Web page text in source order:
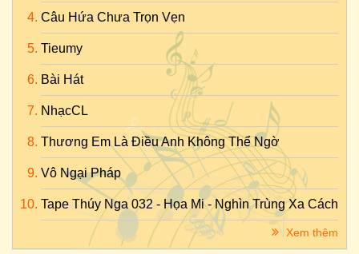
Câu Hứa Chưa Trọn Vẹn
Tieumy
Bài Hát
NhạcCL
Thương Em Là Điều Anh Không Thể Ngờ
Vô Ngại Pháp
Tape Thúy Nga 032 - Họa Mi - Nghìn Trùng Xa Cách
Xem thêm